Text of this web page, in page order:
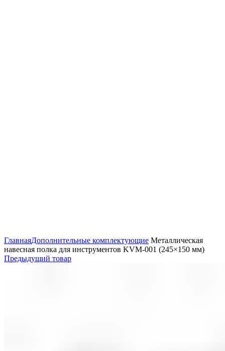
ГлавнаяДополнительные комплектующие Металлическая
навесная полка для инструментов KVM-001 (245×150 мм)
Предыдущий товар